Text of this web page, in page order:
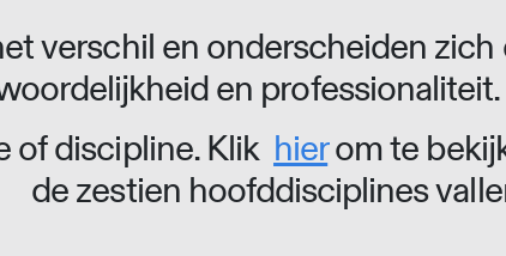
verschil en onderscheiden
en
of discipline. Klik hierom te
de zestien hoofddisciplines